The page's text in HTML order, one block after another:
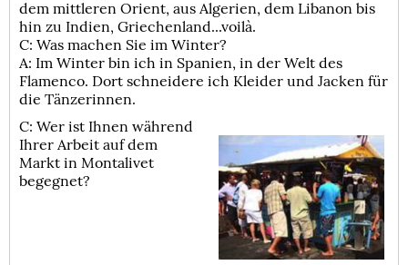
dem mittleren Orient, aus Algerien, dem Libanon bis
hin zu Indien, Griechenland...voilà.
C: Was machen Sie im Winter?
A: Im Winter bin ich in Spanien, in der Welt des
Flamenco. Dort schneidere ich Kleider und Jacken für
die Tänzerinnen.
C: Wer ist Ihnen während
Ihrer Arbeit auf dem
Markt in Montalivet
begegnet?